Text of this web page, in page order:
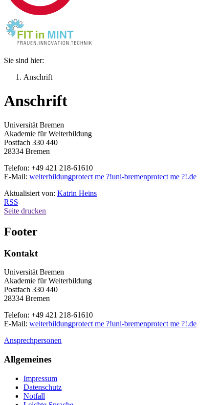
Sie sind hier:
Anschrift
Anschrift
Universität Bremen
Akademie für Weiterbildung
Postfach 330 440
28334 Bremen
Telefon: +49 421 218-61610
E-Mail: weiterbildungprotect me ?!uni-bremenprotect me ?!.de
Aktualisiert von: Katrin Heins
RSS
Seite drucken
Footer
Kontakt
Universität Bremen
Akademie für Weiterbildung
Postfach 330 440
28334 Bremen
Telefon: +49 421 218-61610
E-Mail: weiterbildungprotect me ?!uni-bremenprotect me ?!.de
Ansprechpersonen
Allgemeines
Impressum
Datenschutz
Notfall